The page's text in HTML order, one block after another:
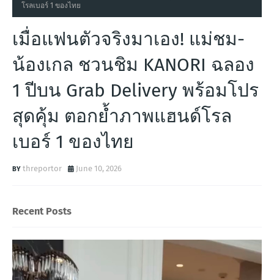
โรลเบอร์ 1 ของไทย
เมื่อแฟนตัวจริงมาเอง! แม่ชม-
น้องเกล ชวนชิม KANORI ฉลอง
1 ปีบน Grab Delivery พร้อมโปร
สุดคุ้ม ตอกย้ำภาพแฮนด์โรล
เบอร์ 1 ของไทย
threportor June 10, 2026
Recent Posts